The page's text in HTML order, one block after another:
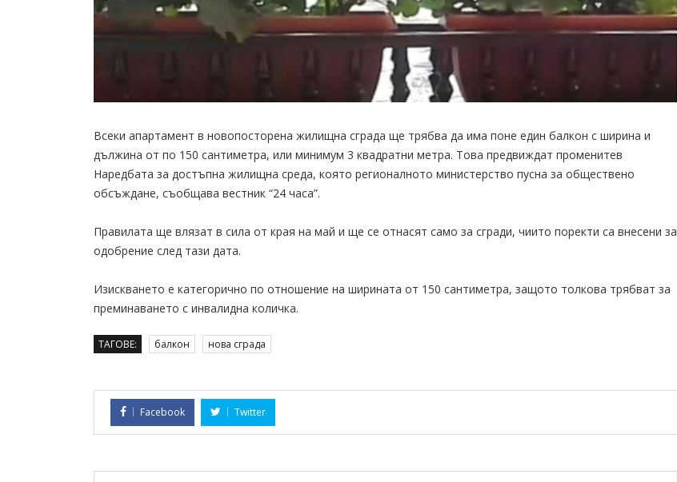
Всеки апартамент в новопосторена жилищна сграда ще трябва да има поне един балкон с ширина и
дължина от по 150 сантиметра, или минимум 3 квадратни метра. Това предвиждат променитев
Наредбата за достъпна жилищна среда, която регионалното министерство пусна за обществено
обсъждане, съобщава вестник “24 часа”.
Правилата ще влязат в сила от края на май и ще се отнасят само за сгради, чиито поректи са внесени за
одобрение след тази дата.
Изискването е категорично по отношение на ширината от 150 сантиметра, защото толкова трябват за
преминаването с инвалидна количка.
ТАГОВЕ: балкон нова сграда
Facebook Twitter